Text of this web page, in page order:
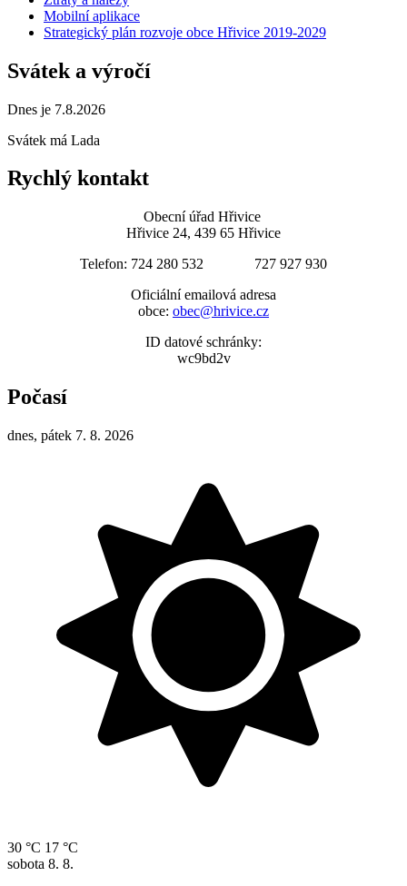
Mobilní aplikace
Strategický plán rozvoje obce Hřivice 2019-2029
Svátek a výročí
Dnes je 7.8.2026
Svátek má Lada
Rychlý kontakt
Obecní úřad Hřivice
Hřivice 24, 439 65 Hřivice
Telefon: 724 280 532 727 927 930
Oficiální emailová adresa
obce: obec@hrivice.cz
ID datové schránky:
wc9bd2v
Počasí
dnes, pátek 7. 8. 2026
30 °C 17 °C
sobota 8. 8.